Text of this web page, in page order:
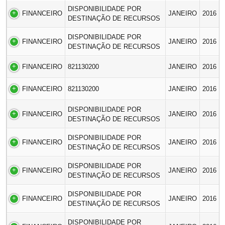
FINANCEIRO
DISPONIBILIDADE POR
DESTINAÇÃO DE RECURSOS
JANEIRO 2016
FINANCEIRO
DISPONIBILIDADE POR
DESTINAÇÃO DE RECURSOS
JANEIRO 2016
FINANCEIRO 821130200 JANEIRO 2016
FINANCEIRO 821130200 JANEIRO 2016
FINANCEIRO
DISPONIBILIDADE POR
DESTINAÇÃO DE RECURSOS
JANEIRO 2016
FINANCEIRO
DISPONIBILIDADE POR
DESTINAÇÃO DE RECURSOS
JANEIRO 2016
FINANCEIRO
DISPONIBILIDADE POR
DESTINAÇÃO DE RECURSOS
JANEIRO 2016
FINANCEIRO
DISPONIBILIDADE POR
DESTINAÇÃO DE RECURSOS
JANEIRO 2016
DISPONIBILIDADE POR